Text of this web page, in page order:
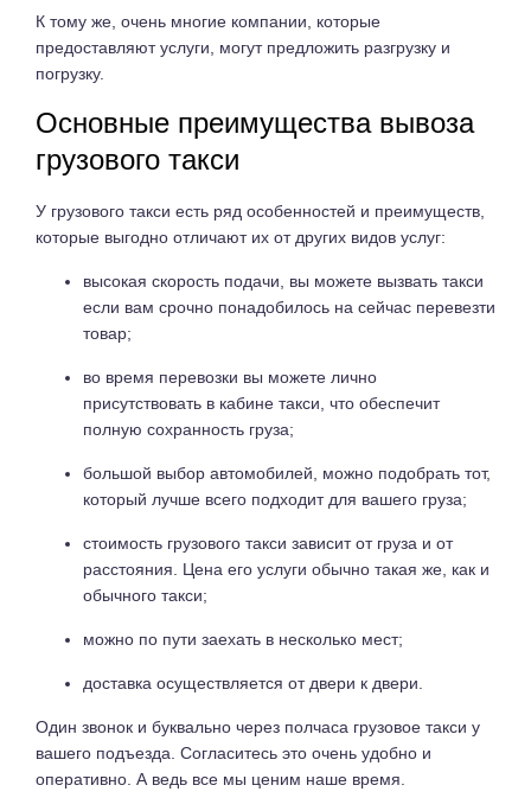
К тому же, очень многие компании, которые
предоставляют услуги, могут предложить разгрузку и
погрузку.
Основные преимущества вывоза
грузового такси
У грузового такси есть ряд особенностей и преимуществ,
которые выгодно отличают их от других видов услуг:
высокая скорость подачи, вы можете вызвать такси
если вам срочно понадобилось на сейчас перевезти
товар;
во время перевозки вы можете лично
присутствовать в кабине такси, что обеспечит
полную сохранность груза;
большой выбор автомобилей, можно подобрать тот,
который лучше всего подходит для вашего груза;
стоимость грузового такси зависит от груза и от
расстояния. Цена его услуги обычно такая же, как и
обычного такси;
можно по пути заехать в несколько мест;
доставка осуществляется от двери к двери.
Один звонок и буквально через полчаса грузовое такси у
вашего подъезда. Согласитесь это очень удобно и
оперативно. А ведь все мы ценим наше время.